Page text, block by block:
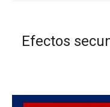
Efectos